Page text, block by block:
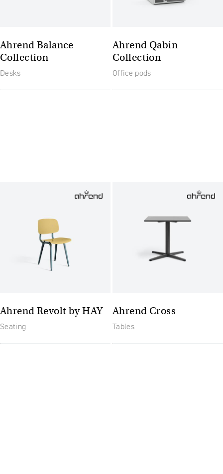
Ahrend Balance
Collection
Desks
Ahrend Qabin
Collection
Office pods
Ahrend Revolt by HAY
Seating
Ahrend Cross
Tables